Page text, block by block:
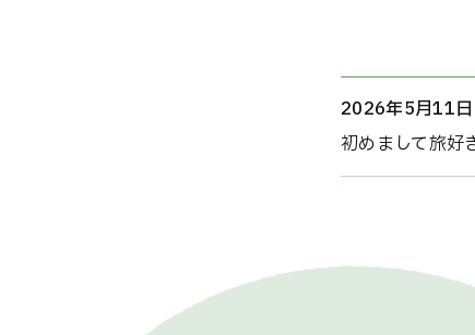
2026年5月11日
初めまして旅好